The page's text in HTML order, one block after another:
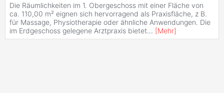
Die Räumlichkeiten im 1. Obergeschoss mit einer Fläche von
ca. 110,00 m² eignen sich hervorragend als Praxisfläche, z B.
für Massage, Physiotherapie oder ähnliche Anwendungen. Die
im Erdgeschoss gelegene Arztpraxis bietet... [Mehr]